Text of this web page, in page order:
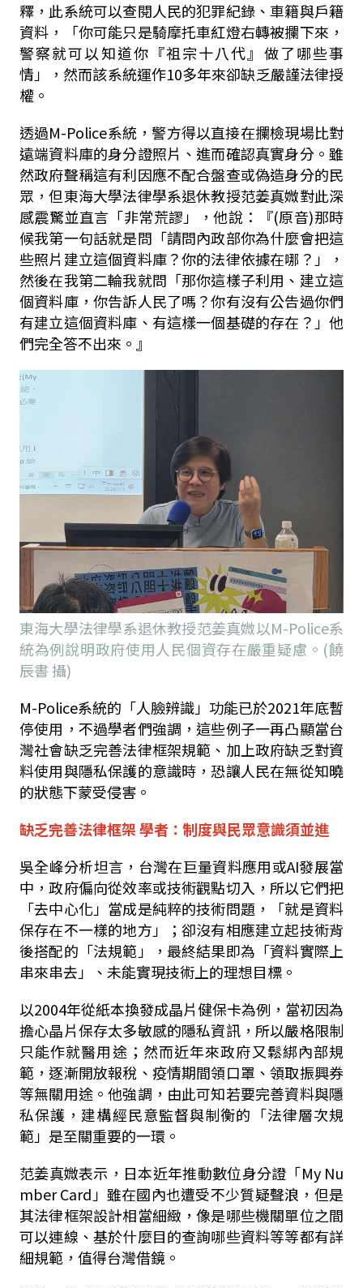
釋，此系統可以查閱人民的犯罪紀錄、車籍與戶籍
資料，「你可能只是騎摩托車紅燈右轉被攔下來，
警察就可以知道你『祖宗十八代』做了哪些事
情」，然而該系統運作10多年來卻缺乏嚴謹法律授
權。
透過M-Police系統，警方得以直接在攔檢現場比對
遠端資料庫的身分證照片、進而確認真實身分。雖
然政府聲稱這有利因應不配合盤查或偽造身分的民
眾，但東海大學法律學系退休教授范姜真媺對此深
感震驚並直言「非常荒謬」，他說：『(原音)那時
候我第一句話就是問「請問內政部你為什麼會把這
些照片建立這個資料庫？你的法律依據在哪？」，
然後在我第二輪我就問「那你這樣子利用、建立這
個資料庫，你告訴人民了嗎？你有沒有公告過你們
有建立這個資料庫、有這樣一個基礎的存在？」他
們完全答不出來。』
東海大學法律學系退休教授范姜真媺以M-Police系
統為例說明政府使用人民個資存在嚴重疑慮。(饒
辰書 攝)
M-Police系統的「人臉辨識」功能已於2021年底暫
停使用，不過學者們強調，這些例子一再凸顯當台
灣社會缺乏完善法律框架規範、加上政府缺乏對資
料使用與隱私保護的意識時，恐讓人民在無從知曉
的狀態下蒙受侵害。
缺乏完善法律框架 學者：制度與民眾意識須並進
吳全峰分析坦言，台灣在巨量資料應用或AI發展當
中，政府偏向從效率或技術觀點切入，所以它們把
「去中心化」當成是純粹的技術問題，「就是資料
保存在不一樣的地方」；卻沒有相應建立起技術背
後搭配的「法規範」，最終結果即為「資料實際上
串來串去」、未能實現技術上的理想目標。
以2004年從紙本換發成晶片健保卡為例，當初因為
擔心晶片保存太多敏感的隱私資訊，所以嚴格限制
只能作就醫用途；然而近年來政府又鬆綁內部規
範，逐漸開放報稅、疫情期間領口罩、領取振興券
等無關用途。他強調，由此可知若要完善資料與隱
私保護，建構經民意監督與制衡的「法律層次規
範」是至關重要的一環。
范姜真媺表示，日本近年推動數位身分證「My Nu
mber Card」雖在國內也遭受不少質疑聲浪，但是
其法律框架設計相當細緻，像是哪些機關單位之間
可以連線、基於什麼目的查詢哪些資料等等都有詳
細規範，值得台灣借鏡。